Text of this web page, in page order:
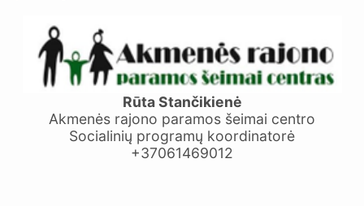
Rūta Stančikienė
Akmenės rajono paramos šeimai centro
Socialinių programų koordinatorė
+37061469012